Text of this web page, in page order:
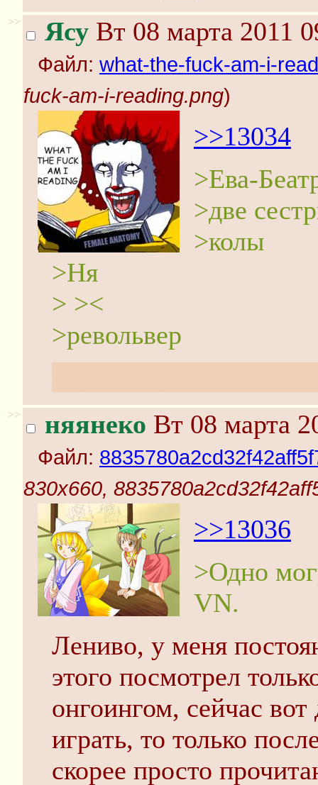
>> Ясу Вт 08 марта 2011
Файл: what-the-fuck-am-i-
fuck-am-i-reading.png)
>>13034
>Ева-
>две
>колы
>Ня
> ><
>револьвер
>> няянеко Вт 08 марта
Файл:
830x660,
>>13036
>Одно
VN.
Лениво, у меня
этого посмотрел
онгоингом, сейчас
играть, то только
скорее просто